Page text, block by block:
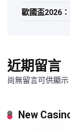
歐國盃2026
近期留言
尚無留言可供顯示
New